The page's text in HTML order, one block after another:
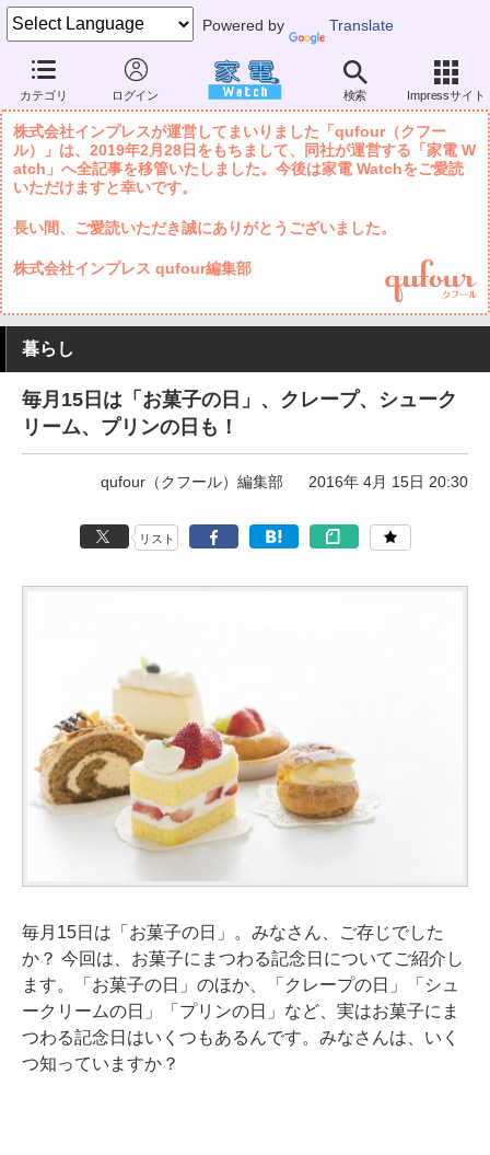
Powered by Translate
カテゴリ ログイン 検索 Impressサイト
家電 Watch 暮らし メニュー・食材 スイーツ
株式会社インプレスが運営してまいりました「qufour（クフー
ル）」は、2019年2月28日をもちまして、同社が運営する「家電 W
atch」へ全記事を移管いたしました。今後は家電 Watchをご愛読
いただけますと幸いです。
長い間、ご愛読いただき誠にありがとうございました。
株式会社インプレス qufour編集部
暮らし
毎月15日は「お菓子の日」、クレープ、シューク
リーム、プリンの日も！
qufour（クフール）編集部 2016年 4月 15日 20:30
リスト
毎月15日は「お菓子の日」。みなさん、ご存じでした
か？ 今回は、お菓子にまつわる記念日についてご紹介し
ます。「お菓子の日」のほか、「クレープの日」「シュ
ークリームの日」「プリンの日」など、実はお菓子にま
つわる記念日はいくつもあるんです。みなさんは、いく
つ知っていますか？